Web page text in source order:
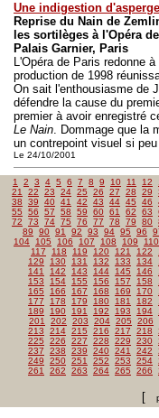
Une indigestion
Reprise du Nain de
les sortilèges à l'Opéra
Palais Garnier, Paris
L'Opéra de Paris redonne
production de 1998
On sait l'enthousiasme de
défendre la cause du
premier à avoir enregistré
Le Nain. Dommage que la
un contrepoint visuel si
Le 24/10/2001
1 2 3 4 5 6 7 8 9 10 11 12
21
22 23 24 25 26 27 28 29
38
39 40 41 42 43 44 45 46
55
56 57 58 59 60 61 62 63
72
73 74 75 76 77 78 79 80
89
90 91 92 93 94 95 96
104
105 106 107 108 109
110
117
118 119 120 121 122
129
130 131 132 133 134
141
142 143 144 145 146
153
154 155 156 157 158
165
166 167 168 169 170
177
178 179 180 181 182
189
190 191 192 193 194
201
202 203 204 205
206
213
214 215 216 217 218
225
226 227 228 229 230
237
238 239 240 241 242
249
250 251 252 253 254
261
262 263 264 265 266
[